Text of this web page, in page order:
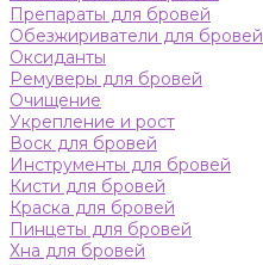
Препараты для бровей
Обезжириватели для бровей
Оксиданты
Ремуверы для бровей
Очищение
Укрепление и рост
Воск для бровей
Инструменты для бровей
Кисти для бровей
Краска для бровей
Пинцеты для бровей
Хна для бровей